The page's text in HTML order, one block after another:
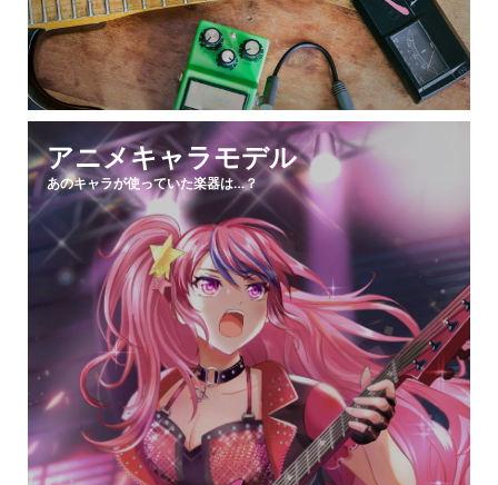
アニメキャラモデル
あのキャラが使っていた楽器は…？